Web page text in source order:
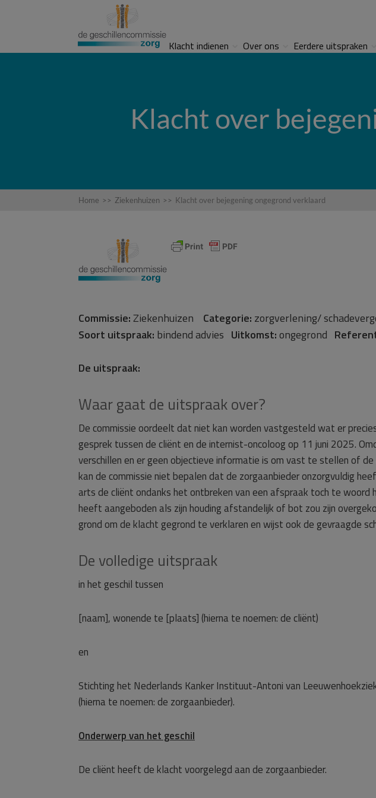
Klacht indienen Over ons Eerdere uitspraken
Klacht over
Home >> Ziekenhuizen >> Klacht over bejegening ongegrond verklaard
Commissie:Ziekenhuizen Categorie: zorgverlening/
Soort uitspraak: bindend advies Uitkomst:ongegrond
De uitspraak:
Waar gaat de uitspraak over?
De commissie oordeelt dat niet kan worden vastgesteld wat er
gesprek tussen de cliënt en de internist-oncoloog op 11 juni 2025.
verschillen en er geen objectieve informatie is om vast te stellen of
kan de commissie niet bepalen dat de zorgaanbieder onzorgvuldig
arts de cliënt ondanks het ontbreken van een afspraak toch te
heeft aangeboden als zijn houding afstandelijk of bot zou zijn
grond om de klacht gegrond te verklaren en wijst ook de gevraagde
De volledige uitspraak
in het geschil tussen
[naam], wonende te [plaats] (hierna te noemen: de cliënt)
en
Stichting het Nederlands Kanker Instituut-Antoni van
(hierna te noemen: de zorgaanbieder).
Onderwerp van het geschil
De cliënt heeft de klacht voorgelegd aan de zorgaanbieder.